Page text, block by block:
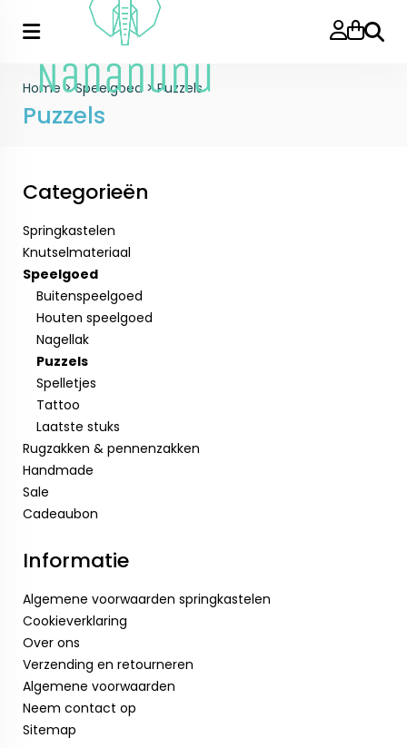
Home>Speelgoed>Puzzels
Puzzels
Categorieën
Springkastelen
Knutselmateriaal
Speelgoed
Buitenspeelgoed
Houten speelgoed
Nagellak
Puzzels
Spelletjes
Tattoo
Laatste stuks
Rugzakken & pennenzakken
Handmade
Sale
Cadeaubon
Informatie
Algemene voorwaarden springkastelen
Cookieverklaring
Over ons
Verzending en retourneren
Algemene voorwaarden
Neem contact op
Sitemap